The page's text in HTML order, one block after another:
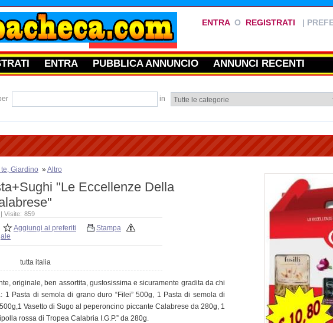
ENTRAO REGISTRATI |
ENTRA PUBBLICA ANNUNCIO ANNUNCI RECENTI
in
Giardino »Altro
"Le Eccellenze Della
Visite: 859
Aggiungi ai preferiti
Stampa
tutta italia
originale, ben assortita, gustosissima e sicuramente gradita da chi
1 Pasta di semola di grano duro “Filei” 500g, 1 Pasta di semola di
Vasetto di Sugo al peperoncino piccante Calabrese da 280g, 1
rossa di Tropea Calabria I.G.P.” da 280g.